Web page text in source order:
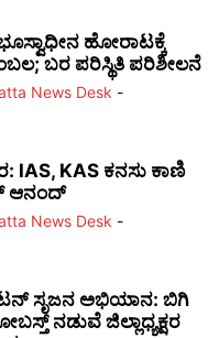
ಹೋರಾಟಕ್ಕೆ
ಬರ ಪರಿಸ್ಥಿತಿ ಪರಿಶೀಲನೆ
News Desk -
IAS, KAS ಕನಸು ಕಾಣಿ
ಆನಂದ್
News Desk -
ಸೃಜನ ಅಭಿಯಾನ: ಬಿಗಿ
ನಡುವೆ ಜಿಲ್ಲಾಧ್ಯಕ್ಷರ